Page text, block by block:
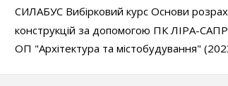
СИЛАБУС Вибірковий курс Основи
конструкцій за допомогою ПК ЛІРА-САПР
ОП "Архітектура та містобудування"